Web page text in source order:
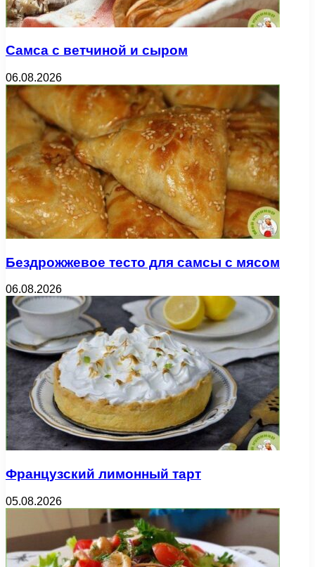
Самса с ветчиной и сыром
06.08.2026
Бездрожжевое тесто для самсы с мясом
06.08.2026
Французский лимонный тарт
05.08.2026